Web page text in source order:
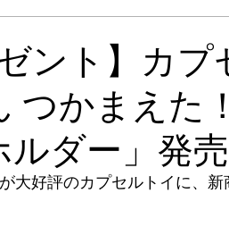
つるぎ
ント】カプ
つかまえた
ダー」発売
大好評のカプセルトイに、新